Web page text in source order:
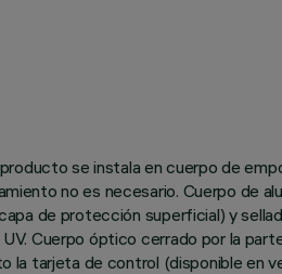
se instala en cuerpo de
no es necesario. Cuerpo de
de protección superficial) y
Cuerpo óptico cerrado por la
tarjeta de control (disponible en